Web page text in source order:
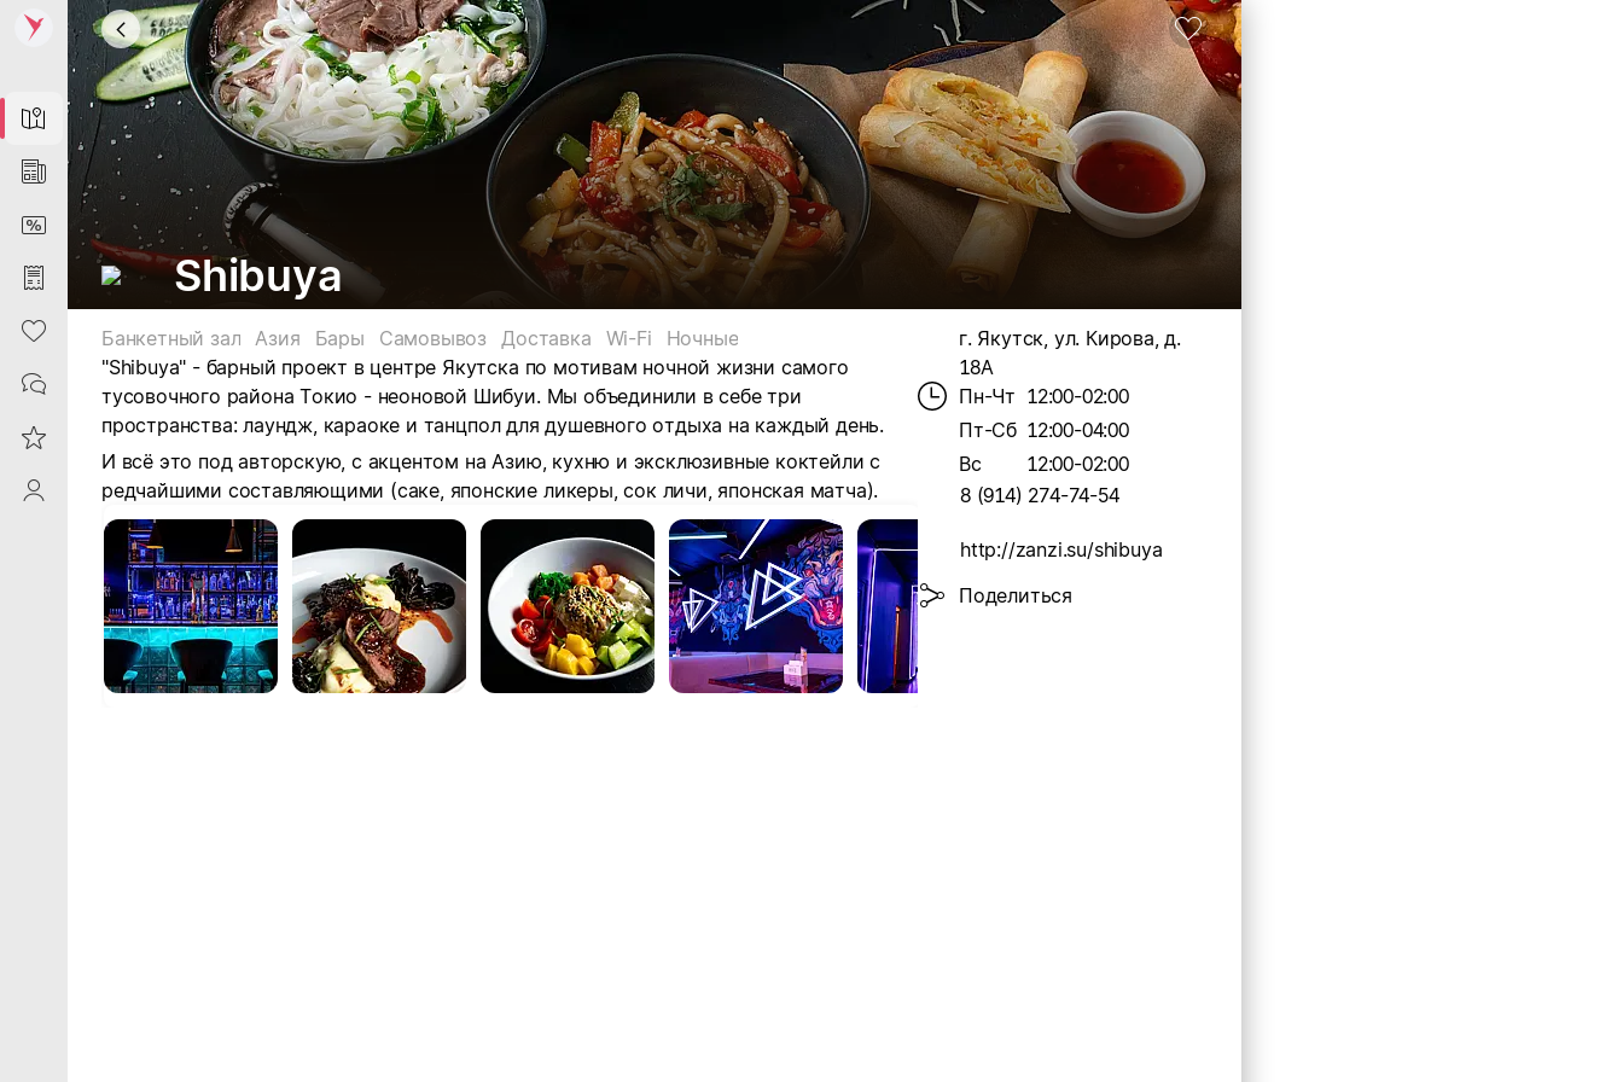
Map
News
DiscountCard
Purchases
Heart
Contacts
Reviews
ProfileSaby
Shibuya
Банкетный зал Азия Бары Самовывоз Доставка Wi-Fi
Ночные
"Shibuya" - барный проект в центре Якутска по мотивам ночной жизни самого
тусовочного района Токио - неоновой Шибуи. Мы объединили в себе три
пространства: лаундж, караоке и танцпол для душевного отдыха на каждый день.
И всё это под авторскую, с акцентом на Азию, кухню и эксклюзивные коктейли с
редчайшими составляющими (саке, японские ликеры, сок личи, японская матча).
г. Якутск, ул. Кирова, д.
18А
Пн-Чт 12:00-02:00
Пт-Сб 12:00-04:00
Вс
12:00-02:00
8 (914) 274-74-54
http://zanzi.su/shibuya
Поделиться